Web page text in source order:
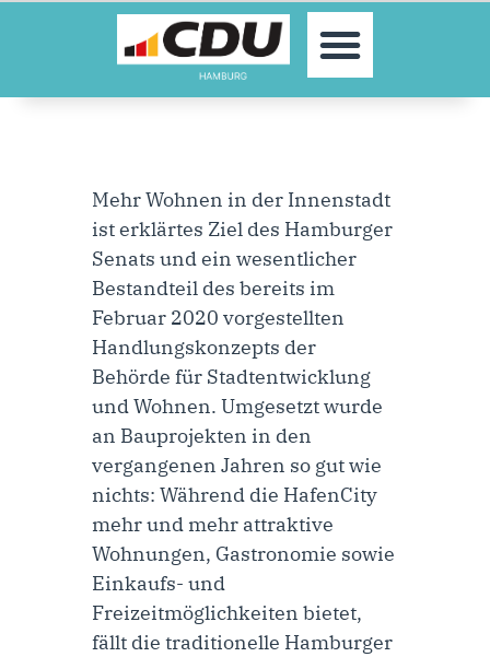
MOIN!
AKTUELLES
KONTAKT
SPENDEN
MITGLIED WERDEN!
Mehr Wohnen in der Innenstadt
ist erklärtes Ziel des Hamburger
Senats und ein wesentlicher
Bestandteil des bereits im
Februar 2020 vorgestellten
Handlungskonzepts der
Behörde für Stadtentwicklung
und Wohnen. Umgesetzt wurde
an Bauprojekten in den
vergangenen Jahren so gut wie
nichts: Während die HafenCity
mehr und mehr attraktive
Wohnungen, Gastronomie sowie
Einkaufs- und
Freizeitmöglichkeiten bietet,
fällt die traditionelle Hamburger